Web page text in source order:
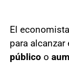
El
para alcanzar
público o